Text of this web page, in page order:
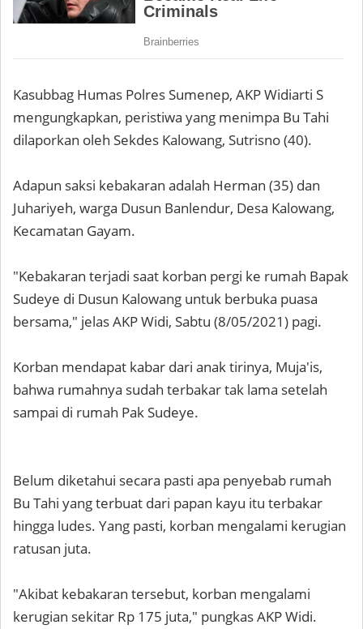
Kasubbag Humas Polres Sumenep, AKP Widiarti S
mengungkapkan, peristiwa yang menimpa Bu Tahi
dilaporkan oleh Sekdes Kalowang, Sutrisno (40).
Adapun saksi kebakaran adalah Herman (35) dan
Juhariyeh, warga Dusun Banlendur, Desa Kalowang,
Kecamatan Gayam.
"Kebakaran terjadi saat korban pergi ke rumah Bapak
Sudeye di Dusun Kalowang untuk berbuka puasa
bersama," jelas AKP Widi, Sabtu (8/05/2021) pagi.
Korban mendapat kabar dari anak tirinya, Muja'is,
bahwa rumahnya sudah terbakar tak lama setelah
sampai di rumah Pak Sudeye.
Belum diketahui secara pasti apa penyebab rumah
Bu Tahi yang terbuat dari papan kayu itu terbakar
hingga ludes. Yang pasti, korban mengalami kerugian
ratusan juta.
"Akibat kebakaran tersebut, korban mengalami
kerugian sekitar Rp 175 juta," pungkas AKP Widi.